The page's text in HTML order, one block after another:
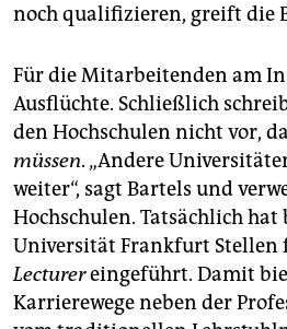
noch qualifizieren, greift die
Für die Mitarbeitenden am
Ausflüchte. Schließlich
den Hochschulen nicht vor,
müssen. „Andere
weiter“, sagt Bartels und
Hochschulen. Tatsächlich hat
Universität Frankfurt
Lecturereingeführt. Damit
Karrierewege neben der